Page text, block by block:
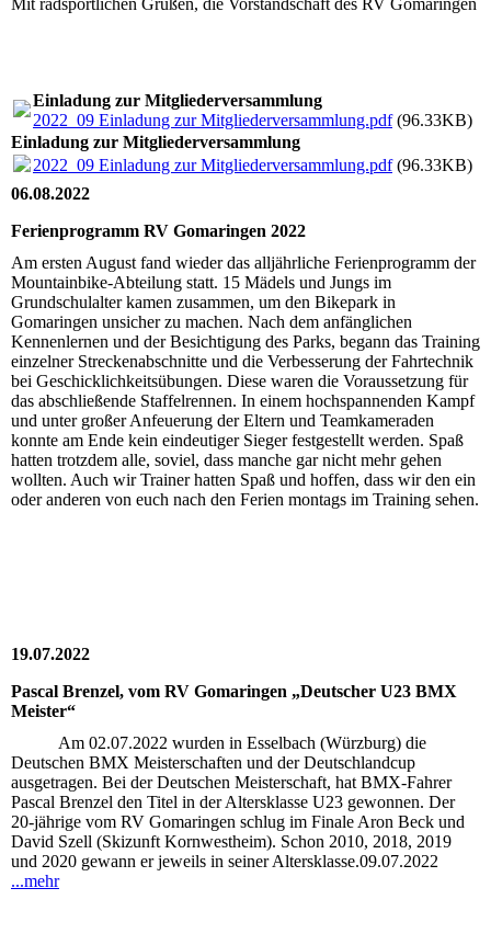
Einladung zur Mitgliederversammlung
2022_09 Einladung zur Mitgliederversammlung.pdf(96.33KB)
Einladung zur Mitgliederversammlung
2022_09 Einladung zur Mitgliederversammlung.pdf(96.33KB)
06.08.2022
Ferienprogramm RV Gomaringen 2022
Am ersten August fand wieder das alljährliche Ferienprogramm der
Mountainbike-Abteilung statt. 15 Mädels und Jungs im
Grundschulalter kamen zusammen, um den Bikepark in
Gomaringen unsicher zu machen. Nach dem anfänglichen
Kennenlernen und der Besichtigung des Parks, begann das Training
einzelner Streckenabschnitte und die Verbesserung der Fahrtechnik
bei Geschicklichkeitsübungen. Diese waren die Voraussetzung für
das abschließende Staffelrennen. In einem hochspannenden Kampf
und unter großer Anfeuerung der Eltern und Teamkameraden
konnte am Ende kein eindeutiger Sieger festgestellt werden. Spaß
hatten trotzdem alle, soviel, dass manche gar nicht mehr gehen
wollten. Auch wir Trainer hatten Spaß und hoffen, dass wir den ein
oder anderen von euch nach den Ferien montags im Training sehen.
19.07.2022
Pascal Brenzel, vom RV Gomaringen „Deutscher U23 BMX
Meister“
Am 02.07.2022 wurden in Esselbach (Würzburg) die
Deutschen BMX Meisterschaften und der Deutschlandcup
ausgetragen. Bei der Deutschen Meisterschaft, hat BMX-Fahrer
Pascal Brenzel den Titel in der Altersklasse U23 gewonnen. Der
20-jährige vom RV Gomaringen schlug im Finale Aron Beck und
David Szell (Skizunft Kornwestheim). Schon 2010, 2018, 2019
und 2020 gewann er jeweils in seiner Altersklasse.09.07.2022
...mehr